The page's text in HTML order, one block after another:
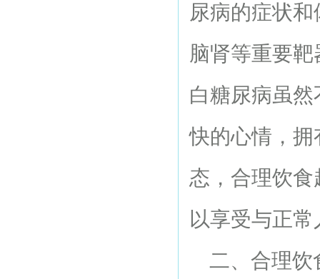
尿病的症状
脑肾等重要
白糖尿病虽
快的心情，
态，合理饮
以享受与正
二、合理饮